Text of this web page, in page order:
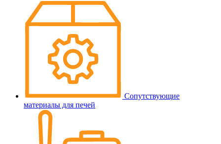
Сопутствующие
материалы для печей